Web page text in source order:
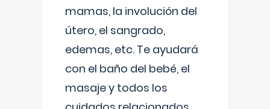
mamas, la involución del
útero, el sangrado,
edemas, etc. Te ayudará
con el baño del bebé, el
masaje y todos los